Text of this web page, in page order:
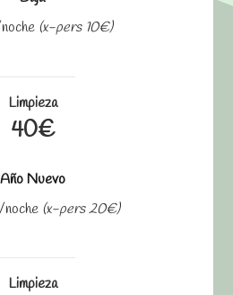
(x-pers 10€)
Limpieza
40€
Año Nuevo
(x-pers 20€)
Limpieza